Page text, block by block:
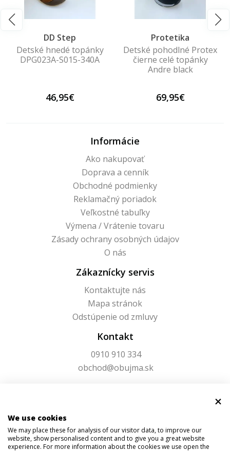
DD Step
Detské hnedé topánky
DPG023A-S015-340A
46,95€
Protetika
Detské pohodlné Protex
čierne celé topánky
Andre black
69,95€
Informácie
Ako nakupovať
Doprava a cenník
Obchodné podmienky
Reklamačný poriadok
Veľkostné tabuľky
Výmena / Vrátenie tovaru
Zásady ochrany osobných údajov
O nás
Zákaznícky servis
Kontaktujte nás
Mapa stránok
Odstúpenie od zmluvy
Kontakt
0910 910 334
obchod@obujma.sk
We use cookies
We may place these for analysis of our visitor data, to improve our
website, show personalised content and to give you a great website
experience. For more information about the cookies we use open the